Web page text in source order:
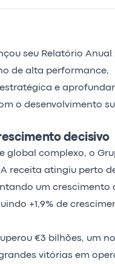
seu Relatório Anual
de alta performance,
e
o desenvolvimento
decisivo
global complexo, o
receita atingiu perto
um crescimento
+1,9% de
€3 bilhões, um
vitórias em